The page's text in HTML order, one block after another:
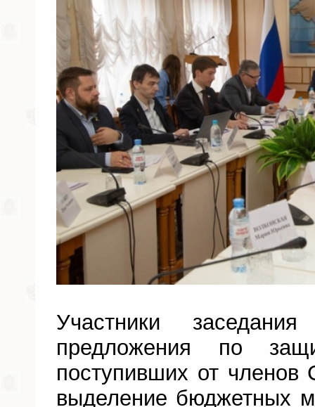
Участники
предложения по
поступивших от членов
выделение бюджетных